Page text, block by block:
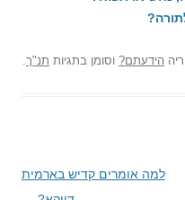
הידעתם? וסומן בתגיות תנ"ך
למה אומרים קדיש בארמית